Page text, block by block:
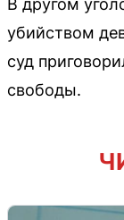
В другом
убийством
суд
свободы.